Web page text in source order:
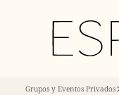
Grupos y Eventos Privados